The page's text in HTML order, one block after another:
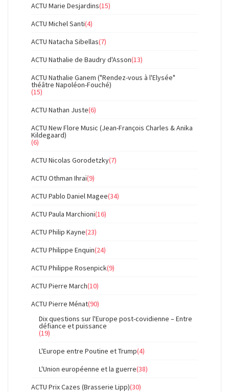
ACTU Marie Desjardins(15)
ACTU Michel Santi(4)
ACTU Natacha Sibellas(7)
ACTU Nathalie de Baudry d'Asson(13)
ACTU Nathalie Ganem ("Rendez-vous à l'Elysée"
théâtre Napoléon-Fouché)
(15)
ACTU Nathan Juste(6)
ACTU New Flore Music (Jean-François Charles & Anika
Kildegaard)
(6)
ACTU Nicolas Gorodetzky(7)
ACTU Othman Ihraï(9)
ACTU Pablo Daniel Magee(34)
ACTU Paula Marchioni(16)
ACTU Philip Kayne(23)
ACTU Philippe Enquin(24)
ACTU Philippe Rosenpick(9)
ACTU Pierre March(10)
ACTU Pierre Ménat(90)
Dix questions sur l'Europe post-covidienne – Entre
défiance et puissance
(19)
L'Europe entre Poutine et Trump(4)
L'Union européenne et la guerre(38)
ACTU Prix Cazes (Brasserie Lipp)(30)